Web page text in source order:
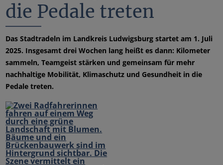
die Pedale treten
Das Stadtradeln im Landkreis Ludwigsburg startet am 1. Juli
2025. Insgesamt drei Wochen lang heißt es dann: Kilometer
sammeln, Teamgeist stärken und gemeinsam für mehr
nachhaltige Mobilität, Klimaschutz und Gesundheit in die
Pedale treten.